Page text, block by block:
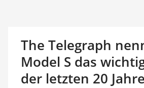
The Telegraph
Model S das
der letzten 20 Jahre